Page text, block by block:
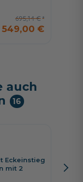
695,14 €
549,00 €
auch
16
Eckeinstieg
mit 2
cm